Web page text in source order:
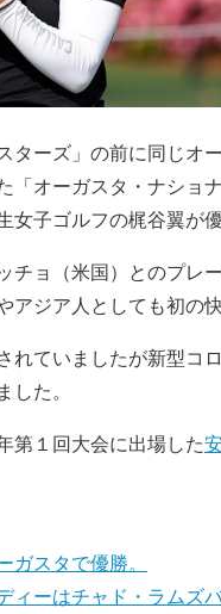
ターズ」の前に同じオ
「オーガスタ・ナショ
女子ゴルフの梶谷翼が
チョ（米国）とのプレ
アジア人としても初の快
れていましたが新型コ
した。
第１回大会に出場した
ガスタで優勝。
ィーはチャド・ラムズバ